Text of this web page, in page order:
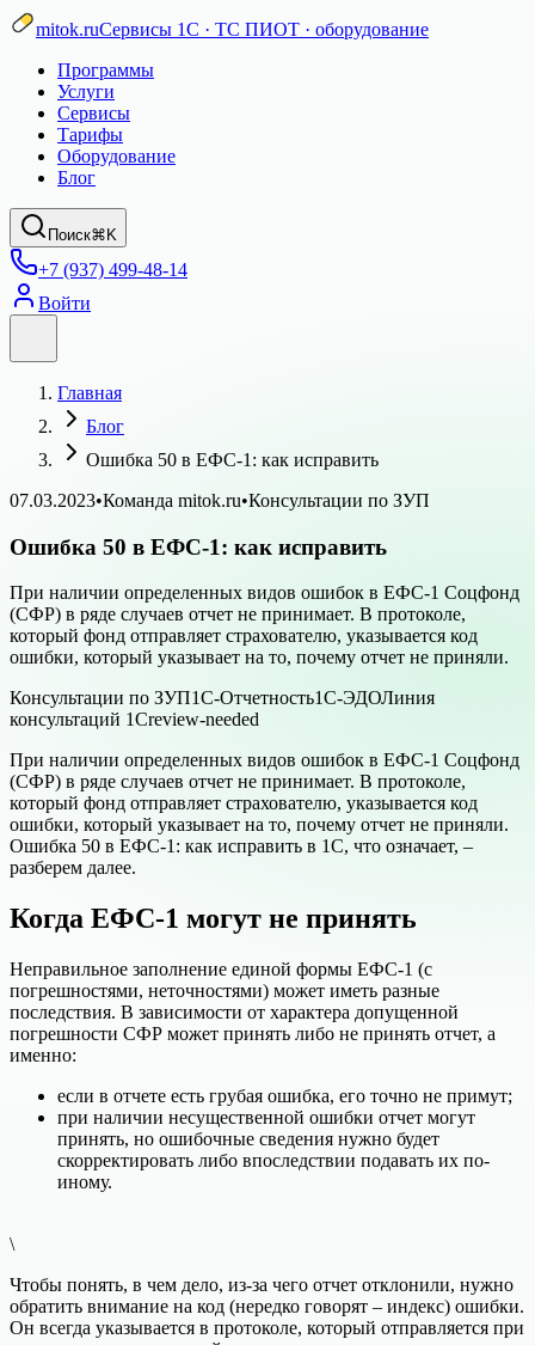
mitok.ruСервисы 1С · ТС ПИОТ · оборудование
Программы
Услуги
Сервисы
Тарифы
Оборудование
Блог
Поиск⌘K
+7 (937) 499-48-14
Войти
Главная
Блог
Ошибка 50 в ЕФС-1: как исправить
07.03.2023•Команда mitok.ru•Консультации по ЗУП
Ошибка 50 в ЕФС-1: как исправить
При наличии определенных видов ошибок в ЕФС-1 Соцфонд
(СФР) в ряде случаев отчет не принимает. В протоколе,
который фонд отправляет страхователю, указывается код
ошибки, который указывает на то, почему отчет не приняли.
Консультации по ЗУП1С-Отчетность1С-ЭДОЛиния
консультаций 1Сreview-needed
При наличии определенных видов ошибок в ЕФС-1 Соцфонд
(СФР) в ряде случаев отчет не принимает. В протоколе,
который фонд отправляет страхователю, указывается код
ошибки, который указывает на то, почему отчет не приняли.
Ошибка 50 в ЕФС-1: как исправить в 1С, что означает, –
разберем далее.
Когда ЕФС-1 могут не принять
Неправильное заполнение единой формы ЕФС-1 (с
погрешностями, неточностями) может иметь разные
последствия. В зависимости от характера допущенной
погрешности СФР может принять либо не принять отчет, а
именно:
если в отчете есть грубая ошибка, его точно не примут;
при наличии несущественной ошибки отчет могут
принять, но ошибочные сведения нужно будет
скорректировать либо впоследствии подавать их по-
иному.
\
Чтобы понять, в чем дело, из-за чего отчет отклонили, нужно
обратить внимание на код (нередко говорят – индекс) ошибки.
Он всегда указывается в протоколе, который отправляется при